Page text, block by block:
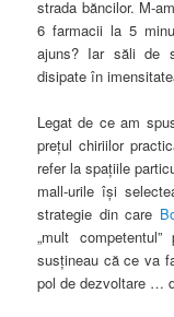
strada băncilor. M-
6 farmacii la 5
ajuns? Iar săli de
disipate în
Legat de ce am
preţul chiriilor
refer la spaţiile
mall-urile îşi
strategie din care
„mult
susţineau că ce va
pol de dezvoltare …